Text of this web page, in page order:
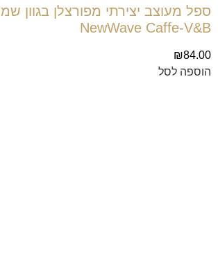
ספל מעוצב יצירתי מפורצלן בגוון
NewWave Caffe-V&B
₪84.00
הוספה לסל